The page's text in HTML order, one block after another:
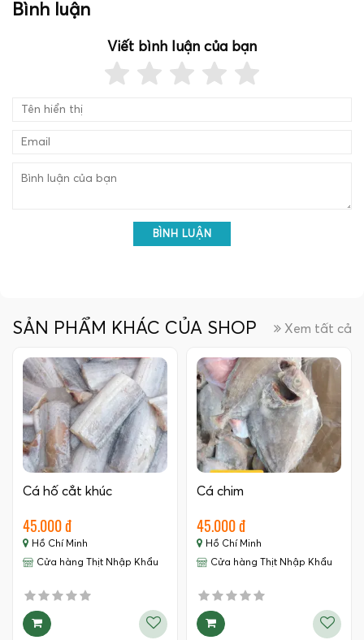
Bình luận
Viết bình luận của bạn
BÌNH LUẬN
SẢN PHẨM KHÁC CỦA SHOP Xem tất cả
Cá hố cắt khúc
45.000 đ
Hồ Chí Minh
Cửa hàng Thịt Nhập Khẩu
Cá chim
45.000 đ
Hồ Chí Minh
Cửa hàng Thịt Nhập Khẩu